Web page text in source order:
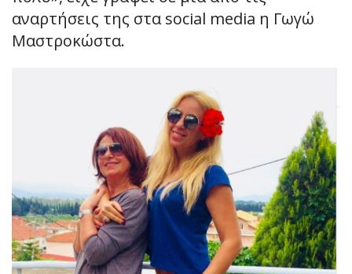
αναρτήσεις της στα social media η Γωγώ
Μαστροκώστα.